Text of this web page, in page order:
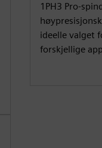
1PH3 Pro-
ideelle valget
forskjellige